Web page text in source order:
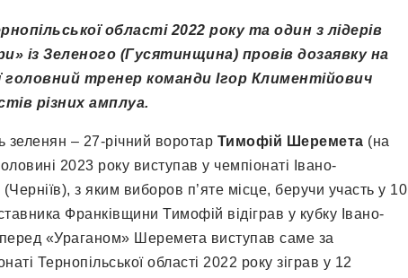
області 2022 року та один з лідерів
із Зеленого (Гусятинщина) провів дозаявку на
головний тренер команди Ігор Климентійович
різних амплуа.
зеленян – 27-річний воротар Тимофій Шеремета (на
2023 року виступав у чемпіонаті Івано-
(Черніїв), з яким виборов п’яте місце, беручи участь у 10
Франківщини Тимофій відіграв у кубку Івано-
перед «Ураганом» Шеремета виступав саме за
Тернопільської області 2022 року зіграв у 12